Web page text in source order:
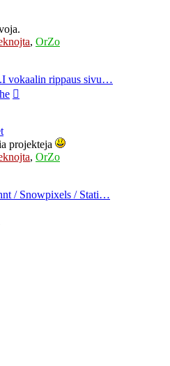
, OrZo
vokaalin rippaus sivu…
projekteja
, OrZo
/ Snowpixels / Stati…